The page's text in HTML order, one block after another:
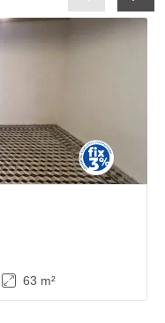
63 m²